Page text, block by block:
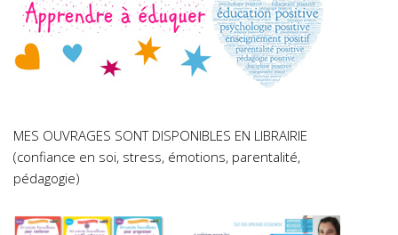
MES OUVRAGES SONT DISPONIBLES EN LIBRAIRIE
(confiance en soi, stress, émotions, parentalité,
pédagogie)